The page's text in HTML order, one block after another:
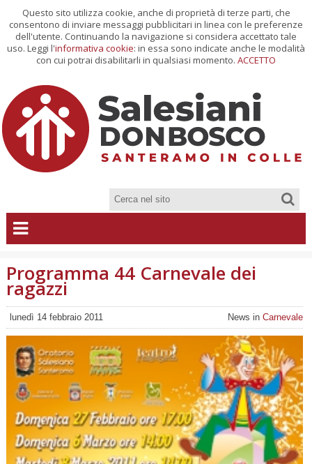
Questo sito utilizza cookie, anche di proprietà di terze parti, che
consentono di inviare messaggi pubblicitari in linea con le preferenze
dell'utente. Continuando la navigazione si considera accettato tale
uso. Leggi l'informativa cookie: in essa sono indicate anche le modalità
con cui potrai disabilitarli in qualsiasi momento. ACCETTO
Programma 44 Carnevale dei
ragazzi
lunedì 14 febbraio 2011 News in Carnevale